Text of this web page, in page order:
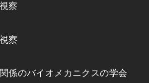
察
察
係のバイオメカニクスの学会